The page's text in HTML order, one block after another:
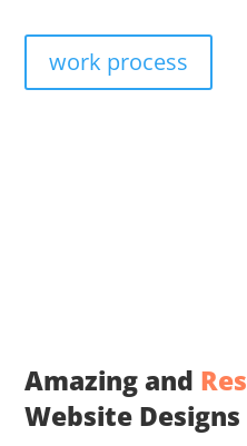
work process
Amazing and
Website Designs